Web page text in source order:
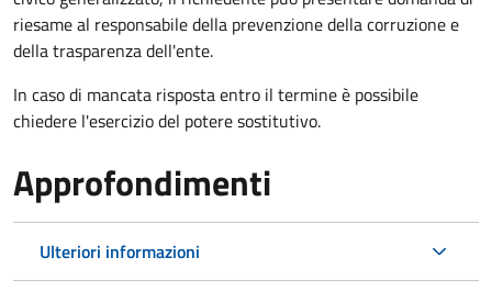
riesame al responsabile della prevenzione della corruzione e
della trasparenza dell'ente.
In caso di mancata risposta entro il termine è possibile
chiedere l'esercizio del potere sostitutivo.
Approfondimenti
Ulteriori informazioni